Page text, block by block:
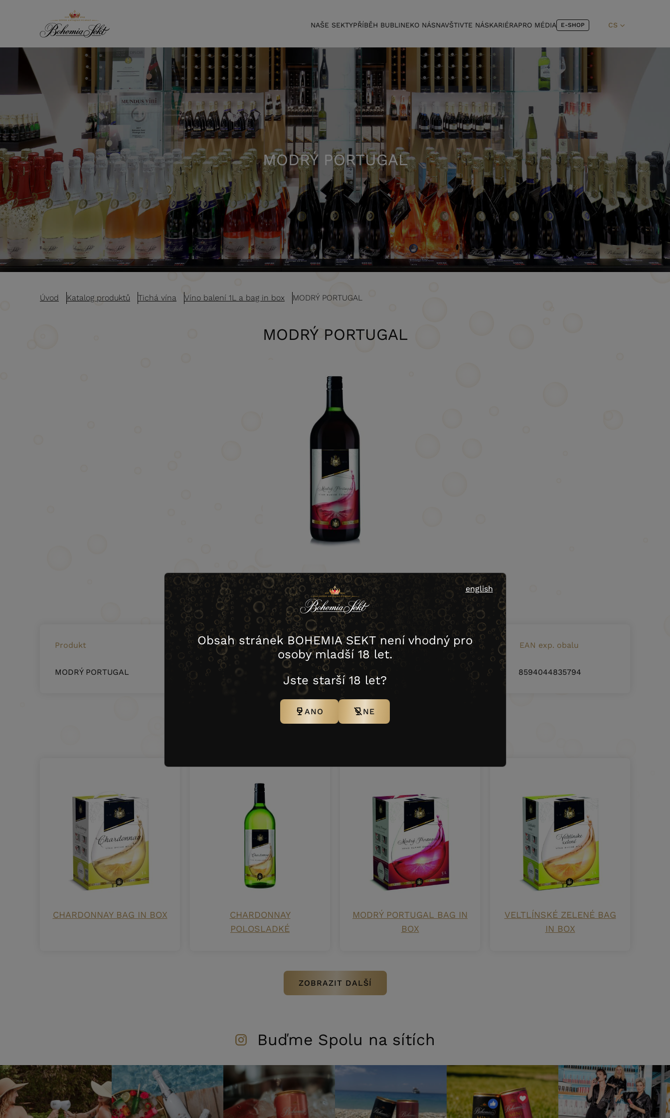
NAŠE SEKTYPŘÍBĚH BUBLINEKO NÁSNAVŠTIVTE NÁSKARIÉRAPRO MÉDIA E-SHOP CS
MODRÝ PORTUGAL
Úvod Katalog produktů Tichá vína Víno balení 1L a bag in box MODRÝ PORTUGAL
MODRÝ PORTUGAL
stáhnout obrázek
Produkt Sklad č. Obsah Balení Kartonů EAN kód lahve EAN exp. obalu
MODRÝ PORTUGAL 5225500 6 N 84 8594044835794
CHARDONNAY BAG IN BOX
CHARDONNAY
POLOSLADKÉ
MODRÝ PORTUGAL BAG IN
BOX
VELTLÍNSKÉ ZELENÉ BAG
IN BOX
ZOBRAZIT DALŠÍ
Buďme Spolu na sítích
english
Obsah stránek BOHEMIA SEKT není vhodný pro
osoby mladší 18 let.
Jste starší 18 let?
ANO NE